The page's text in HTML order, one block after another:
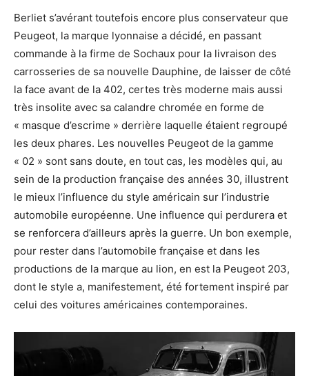
Berliet s’avérant toutefois encore plus conservateur que
Peugeot, la marque lyonnaise a décidé, en passant
commande à la firme de Sochaux pour la livraison des
carrosseries de sa nouvelle Dauphine, de laisser de côté
la face avant de la 402, certes très moderne mais aussi
très insolite avec sa calandre chromée en forme de
« masque d’escrime » derrière laquelle étaient regroupé
les deux phares. Les nouvelles Peugeot de la gamme
« 02 » sont sans doute, en tout cas, les modèles qui, au
sein de la production française des années 30, illustrent
le mieux l’influence du style américain sur l’industrie
automobile européenne. Une influence qui perdurera et
se renforcera d’ailleurs après la guerre. Un bon exemple,
pour rester dans l’automobile française et dans les
productions de la marque au lion, en est la Peugeot 203,
dont le style a, manifestement, été fortement inspiré par
celui des voitures américaines contemporaines.